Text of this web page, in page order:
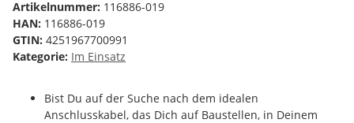
Artikelnummer: 116886-019
HAN: 116886-019
GTIN: 4251967700991
Kategorie: Im Einsatz
Bist Du auf der Suche nach dem idealen
Anschlusskabel, das Dich auf Baustellen, in Deinem